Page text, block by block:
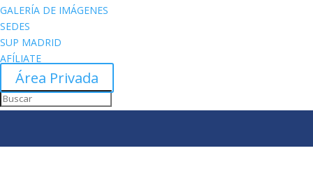
GALERÍA DE IMÁGENES
SEDES
SUP MADRID
AFÍLIATE
Área Privada